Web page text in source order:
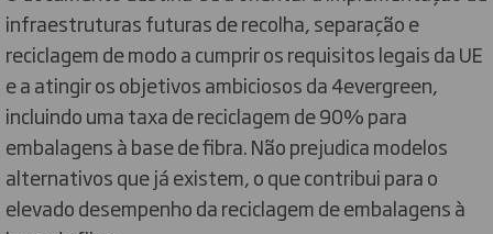
infraestruturas futuras de recolha, separação e
reciclagem de modo a cumprir os requisitos legais da UE
e a atingir os objetivos ambiciosos da 4evergreen,
incluindo uma taxa de reciclagem de 90% para
embalagens à base de fibra. Não prejudica modelos
alternativos que já existem, o que contribui para o
elevado desempenho da reciclagem de embalagens à